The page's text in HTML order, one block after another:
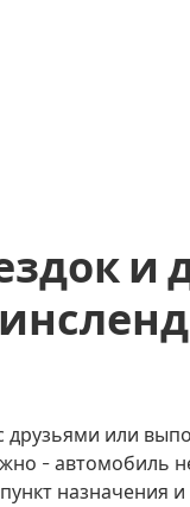
и
друзьями или
- автомобиль
назначения